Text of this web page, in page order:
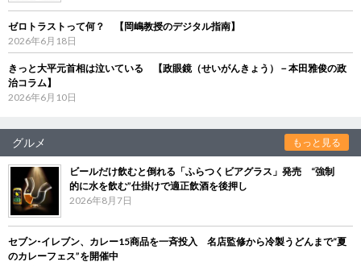
ゼロトラストって何？ 【岡嶋教授のデジタル指南】
2026年6月18日
きっと大平元首相は泣いている 【政眼鏡（せいがんきょう）－本田雅俊の政
治コラム】
2026年6月10日
グルメ もっと見る
ビールだけ飲むと倒れる「ふらつくビアグラス」発売 “強制
的に水を飲む”仕掛けで適正飲酒を後押し
2026年8月7日
セブン‐イレブン、カレー15商品を一斉投入 名店監修から冷製うどんまで“夏
のカレーフェス”を開催中